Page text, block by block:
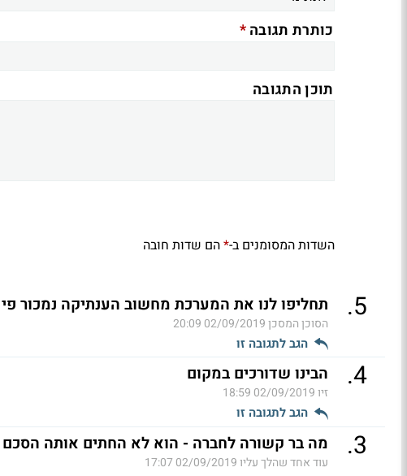
כותרת תגובה*
תוכן התגובה
השדות המסומנים ב-*הם שדות חובה
5
. תחליפו לנו את המערכת מחשוב הענתיקה נמכור פי 2
הסוכן המסכן02/09/2019 20:09
הגב לתגובה זו
4
. הבינו שדורכים במקום
זיו02/09/2019 18:59
הגב לתגובה זו
3
. מה בר קשורה לחברה - הוא לא החתים אותה הסכם
עוד אחד שהלך עליו02/09/2019 17:07